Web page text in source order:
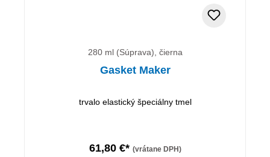
280 ml (Súprava), čierna
Gasket Maker
trvalo elastický špeciálny tmel
61,80 €* (vrátane DPH)